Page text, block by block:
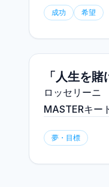
成功 希望
「人生を
ロッセリーニ
MASTERキー
夢・目標